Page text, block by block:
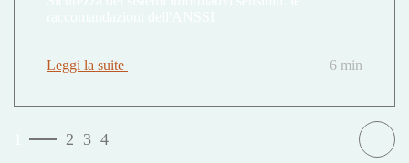
Leggi la suite 6 min
2 3 4